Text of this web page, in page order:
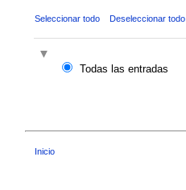
Seleccionar todo Deseleccionar todo
Todas las entradas
Inicio